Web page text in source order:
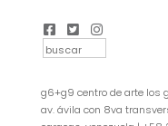
g6+g9 centro de arte los
av. ávila con 8va